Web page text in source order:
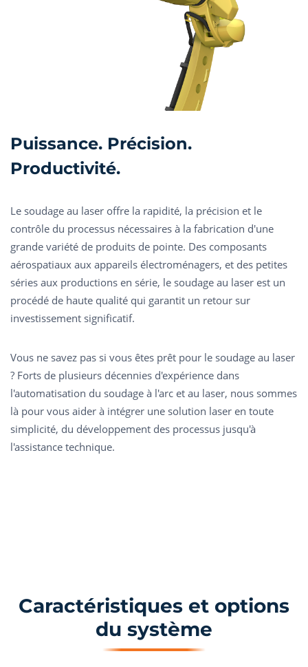
Puissance. Précision.
Productivité.
Le soudage au laser offre la rapidité, la précision et le
contrôle du processus nécessaires à la fabrication d'une
grande variété de produits de pointe. Des composants
aérospatiaux aux appareils électroménagers, et des petites
séries aux productions en série, le soudage au laser est un
procédé de haute qualité qui garantit un retour sur
investissement significatif.
Vous ne savez pas si vous êtes prêt pour le soudage au laser
? Forts de plusieurs décennies d'expérience dans
l'automatisation du soudage à l'arc et au laser, nous sommes
là pour vous aider à intégrer une solution laser en toute
simplicité, du développement des processus jusqu'à
l'assistance technique.
Caractéristiques et options
du système